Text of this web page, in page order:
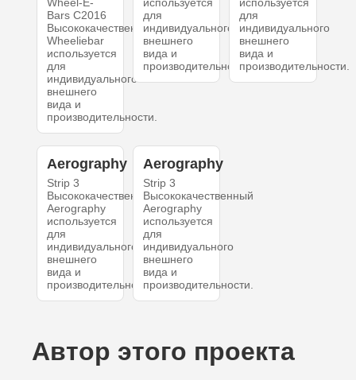
Bars C2016
Высококачественный
Wheeliebar
используется
для
индивидуального
внешнего
вида и
производительности.
для
индивидуального
внешнего
вида и
производительности.
для
индивидуального
внешнего
вида и
производительности.
Aerography
Strip 3
Высококачественный
Aerography
используется
для
индивидуального
внешнего
вида и
производительности.
Aerography
Strip 3
Высококачественный
Aerography
используется
для
индивидуального
внешнего
вида и
производительности.
Автор этого проекта